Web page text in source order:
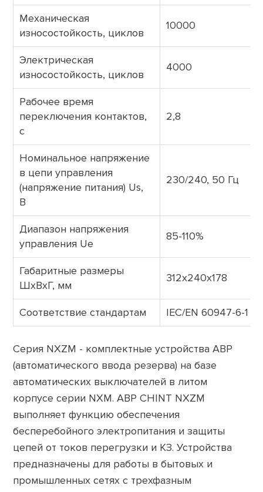
Механическая
износостойкость, циклов
10000
Электрическая
износостойкость, циклов
4000
Рабочее время
переключения контактов,
с
2,8
Номинальное напряжение
в цепи управления
(напряжение питания) Us,
B
230/240, 50 Гц
Диапазон напряжения
управления Ue
85-110%
Габаритные размеры
ШхВхГ, мм
312x240x178
Соответствие стандартам IEC/EN 60947-6-1
Серия NXZM - комплектные устройства АВР
(автоматического ввода резерва) на базе
автоматических выключателей в литом
корпусе серии NXM. АВР CHINT NXZM
выполняет функцию обеспечения
бесперебойного электропитания и защиты
цепей от токов перегрузки и КЗ. Устройства
предназначены для работы в бытовых и
промышленных сетях с трехфазным